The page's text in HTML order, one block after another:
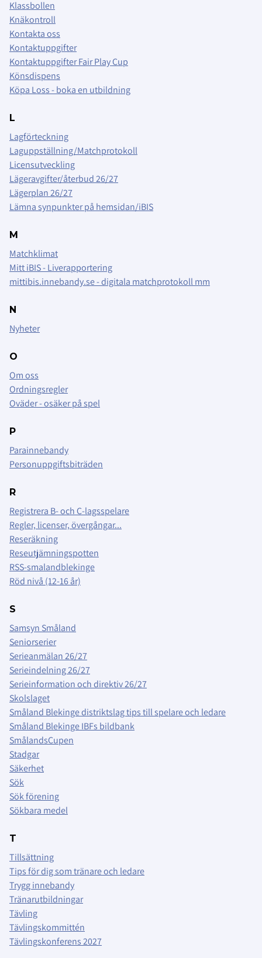
Klassbollen
Knäkontroll
Kontakta oss
Kontaktuppgifter
Kontaktuppgifter Fair Play Cup
Könsdispens
Köpa Loss - boka en utbildning
L
Lagförteckning
Laguppställning/Matchprotokoll
Licensutveckling
Lägeravgifter/återbud 26/27
Lägerplan 26/27
Lämna synpunkter på hemsidan/iBIS
M
Matchklimat
Mitt iBIS - Liverapportering
mittibis.innebandy.se - digitala matchprotokoll mm
N
Nyheter
O
Om oss
Ordningsregler
Oväder - osäker på spel
P
Parainnebandy
Personuppgiftsbiträden
R
Registrera B- och C-lagsspelare
Regler, licenser, övergångar...
Reseräkning
Reseutjämningspotten
RSS-smalandblekinge
Röd nivå (12-16 år)
S
Samsyn Småland
Seniorserier
Serieanmälan 26/27
Serieindelning 26/27
Serieinformation och direktiv 26/27
Skolslaget
Småland Blekinge distriktslag tips till spelare och ledare
Småland Blekinge IBFs bildbank
SmålandsCupen
Stadgar
Säkerhet
Sök
Sök förening
Sökbara medel
T
Tillsättning
Tips för dig som tränare och ledare
Trygg innebandy
Tränarutbildningar
Tävling
Tävlingskommittén
Tävlingskonferens 2027